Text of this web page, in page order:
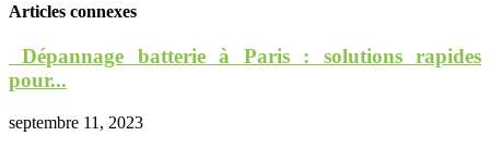
Articles connexes
Dépannage batterie à Paris : solutions rapides
pour...
septembre 11, 2023